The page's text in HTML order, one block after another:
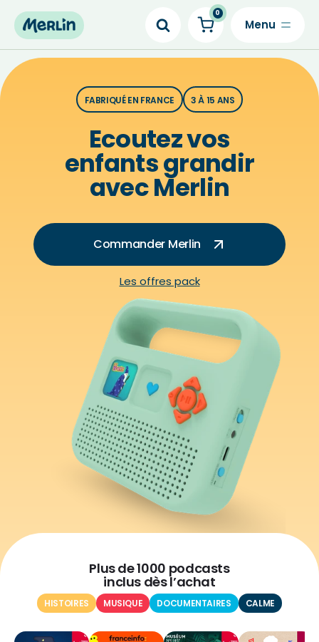
Skip
content
0
FABRIQUÉ EN FRANCE 3 À 15 ANS
Ecoutez vos
enfants grandir
avec Merlin
Commander Merlin
Les offres pack
Plus de 1000 podcasts
inclus dès l’achat
HISTOIRES MUSIQUE DOCUMENTAIRES CALME